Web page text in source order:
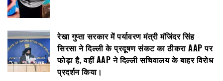
रेखा गुप्ता सरकार में पर्यावरण मंत्री मंजिंदर सिंह
सिरसा ने दिल्ली के प्रदूषण संकट का ठीकरा AAP पर
फोड़ा है, वहीं AAP ने दिल्ली सचिवालय के बाहर विरोध
प्रदर्शन किया।